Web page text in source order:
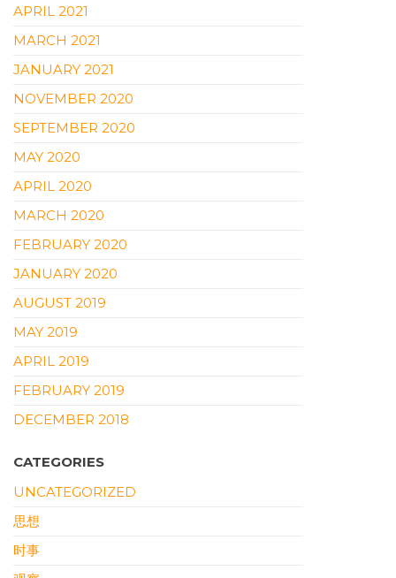
APRIL 2021
MARCH 2021
JANUARY 2021
NOVEMBER 2020
SEPTEMBER 2020
MAY 2020
APRIL 2020
MARCH 2020
FEBRUARY 2020
JANUARY 2020
AUGUST 2019
MAY 2019
APRIL 2019
FEBRUARY 2019
DECEMBER 2018
CATEGORIES
UNCATEGORIZED
思想
时事